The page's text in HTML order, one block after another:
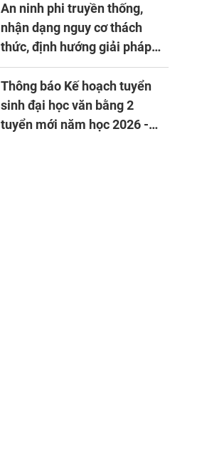
An ninh phi truyền thống,
nhận dạng nguy cơ thách
thức, định hướng giải pháp
đảm bảo an ninh quốc gia
trong tình hình hiện nay
Thông báo Kế hoạch tuyển
sinh đại học văn bằng 2
tuyển mới năm học 2026 -